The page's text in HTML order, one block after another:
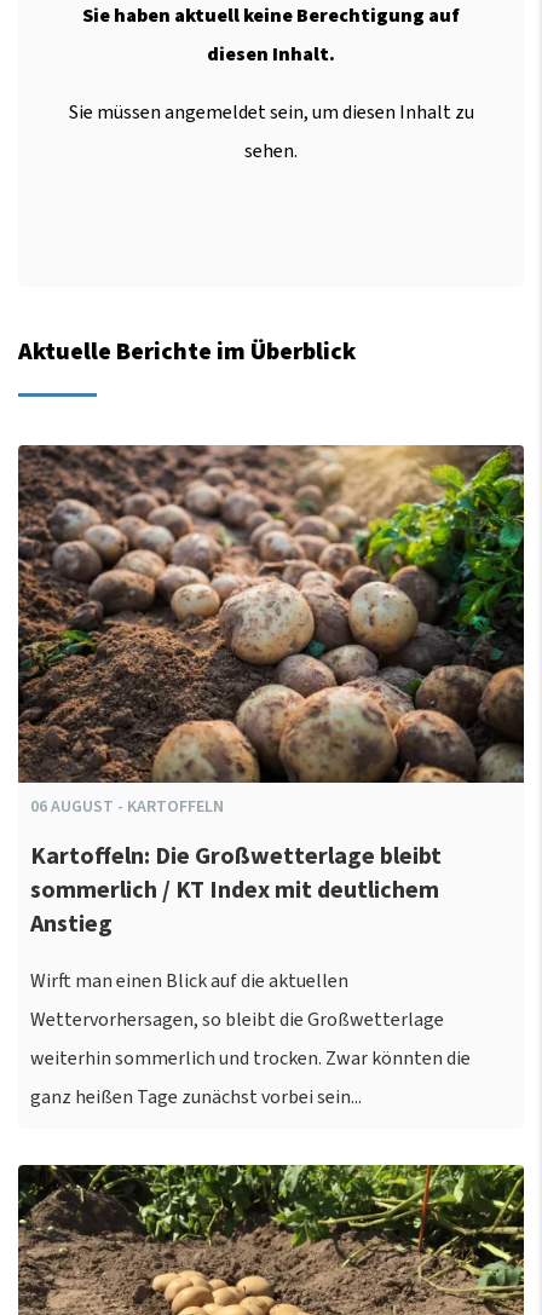
Sie haben aktuell keine Berechtigung auf
diesen Inhalt.
Sie müssen angemeldet sein, um diesen Inhalt zu
sehen.
Aktuelle Berichte im Überblick
06AUGUST - KARTOFFELN
Kartoffeln: Die Großwetterlage bleibt
sommerlich / KT Index mit deutlichem
Anstieg
Wirft man einen Blick auf die aktuellen
Wettervorhersagen, so bleibt die Großwetterlage
weiterhin sommerlich und trocken. Zwar könnten die
ganz heißen Tage zunächst vorbei sein...